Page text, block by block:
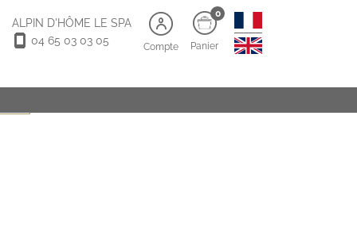
ALPIN D'HÔME LE SPA
04 65 03 03 05
Compte
0
Panier